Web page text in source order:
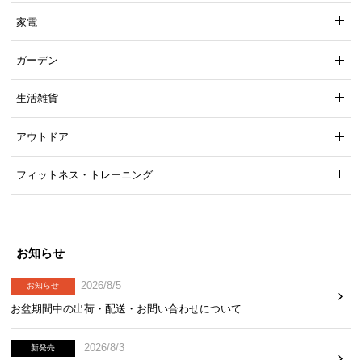
家電
ガーデン
生活雑貨
アウトドア
フィットネス・トレーニング
お知らせ
お知らせ
2026/8/5
お盆期間中の出荷・配送・お問い合わせについて
新発売
2026/8/3